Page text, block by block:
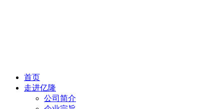
首页
走进亿隆
公司简介